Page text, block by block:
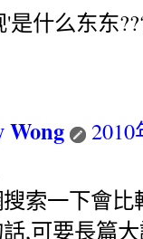
是什么东东
Wong
索一下會比
,可要長篇